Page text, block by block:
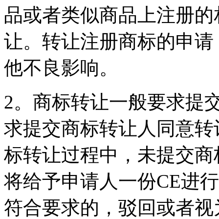
品或者类似商品上注册
让。转让注册商标的申
他不良影响。
2。商标转让一般要求提
求提交商标转让人同意
标转让过程中，未提交
将给予申请人一份CE进
符合要求的，驳回或者